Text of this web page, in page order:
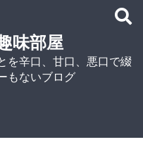
味部屋
を辛口、甘口、悪口で綴
もないブログ